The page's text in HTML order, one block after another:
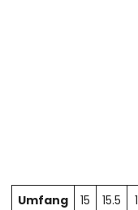
Umfang
15 15.5